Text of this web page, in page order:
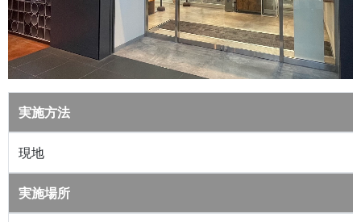
実施方法
現地
実施場所